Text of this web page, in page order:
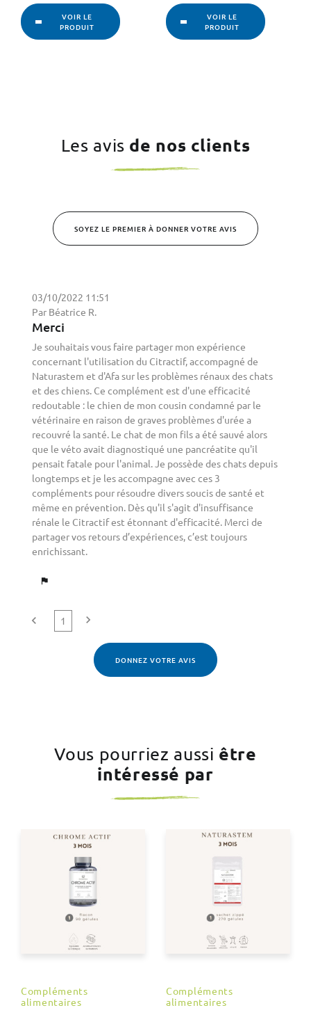
VOIR LE
PRODUIT
VOIR LE
PRODUIT
Les avis de nos clients
SOYEZ LE PREMIER À DONNER VOTRE AVIS
03/10/2022 11:51
Par Béatrice R.
Merci
Je souhaitais vous faire partager mon expérience
concernant l'utilisation du Citractif, accompagné de
Naturastem et d'Afa sur les problèmes rénaux des chats
et des chiens. Ce complément est d'une efficacité
redoutable : le chien de mon cousin condamné par le
vétérinaire en raison de graves problèmes d'urée a
recouvré la santé. Le chat de mon fils a été sauvé alors
que le véto avait diagnostiqué une pancréatite qu'il
pensait fatale pour l'animal. Je possède des chats depuis
longtemps et je les accompagne avec ces 3
compléments pour résoudre divers soucis de santé et
même en prévention. Dès qu'il s'agit d'insuffisance
rénale le Citractif est étonnant d'efficacité. Merci de
partager vos retours d’expériences, c’est toujours
enrichissant.
flag
chevron_left 1 chevron_right
DONNEZ VOTRE AVIS
Vous pourriez aussi être
intéressé par
Compléments
alimentaires
Compléments
alimentaires